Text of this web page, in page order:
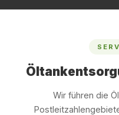
Wir führen die